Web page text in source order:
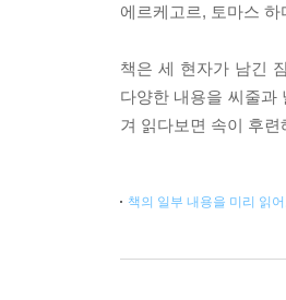
에르케고르, 토마스
책은 세 현자가 남긴
다양한 내용을 씨줄과
겨 읽다보면 속이 후
책의 일부 내용을 미리 읽